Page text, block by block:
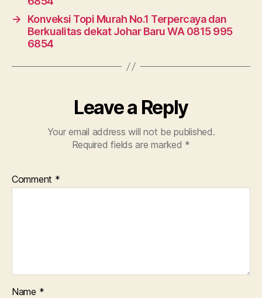
→
Konveksi Topi Murah No.1 Terpercaya dan
Berkualitas dekat Johar Baru WA 0815 995
6854
Leave a Reply
Your email address will not be published.
Required fields are marked *
Comment *
Name *